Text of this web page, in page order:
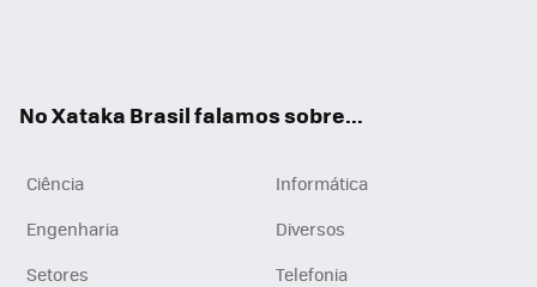
No Xataka Brasil falamos sobre...
Ciência
Informática
Engenharia
Diversos
Setores
Telefonia